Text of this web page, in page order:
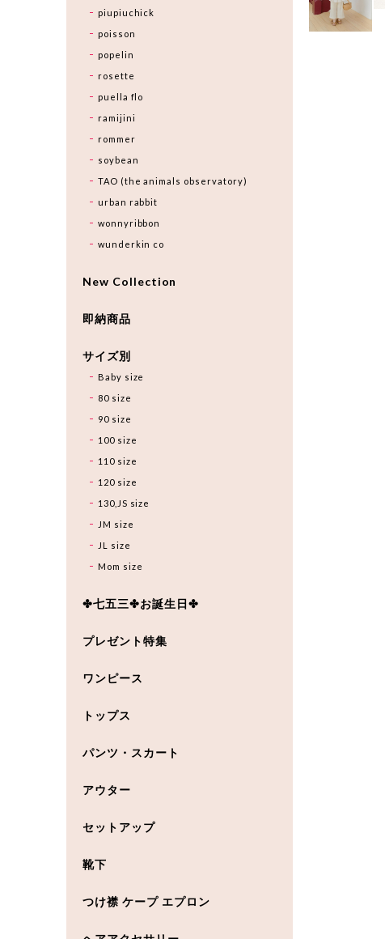
piupiuchick
poisson
popelin
rosette
puella flo
ramijini
rommer
soybean
TAO (the animals observatory)
urban rabbit
wonnyribbon
wunderkin co
New Collection
即納商品
サイズ別
Baby size
80 size
90 size
100 size
110 size
120 size
130,JS size
JM size
JL size
Mom size
✤七五三✤お誕生日✤
プレゼント特集
ワンピース
トップス
パンツ・スカート
アウター
セットアップ
靴下
つけ襟 ケープ エプロン